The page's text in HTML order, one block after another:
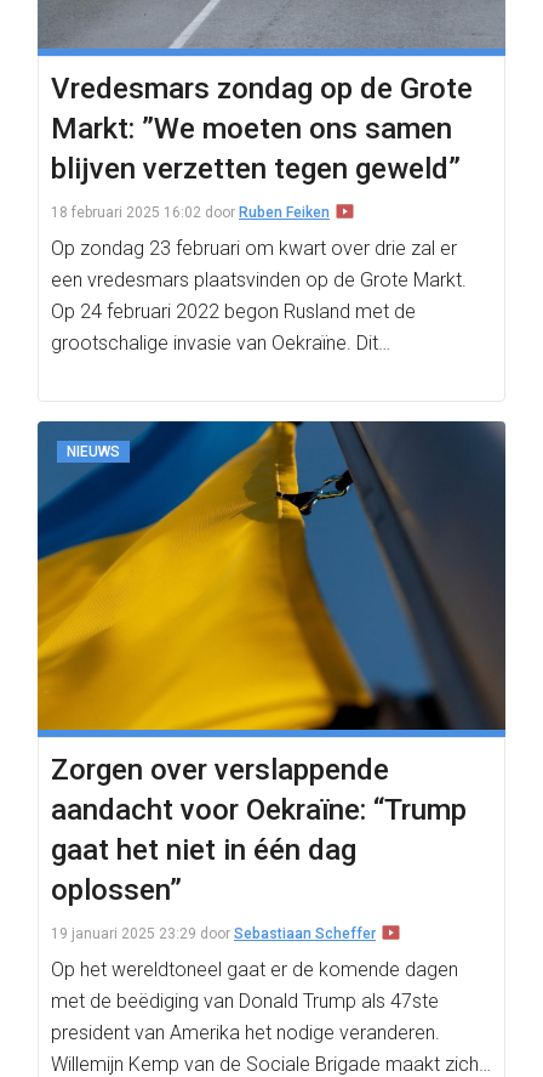
Vredesmars zondag op de Grote
Markt: ”We moeten ons samen
blijven verzetten tegen geweld”
18 februari 2025 16:02 door Ruben Feiken
Op zondag 23 februari om kwart over drie zal er
een vredesmars plaatsvinden op de Grote Markt.
Op 24 februari 2022 begon Rusland met de
grootschalige invasie van Oekraïne. Dit…
NIEUWS
Zorgen over verslappende
aandacht voor Oekraïne: “Trump
gaat het niet in één dag
oplossen”
19 januari 2025 23:29 door Sebastiaan Scheffer
Op het wereldtoneel gaat er de komende dagen
met de beëdiging van Donald Trump als 47ste
president van Amerika het nodige veranderen.
Willemijn Kemp van de Sociale Brigade maakt zich…